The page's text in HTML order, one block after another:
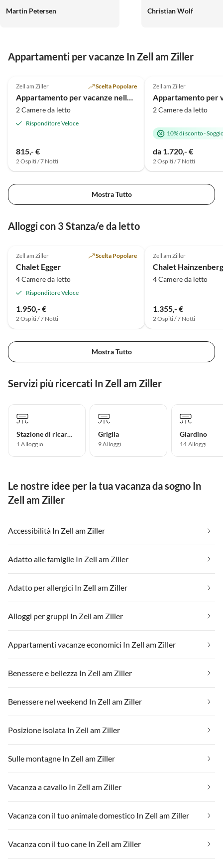
Martin Petersen Christian Wolf
Appartamenti per vacanze In Zell am Ziller
Zell am Ziller Scelta Popolare
2 Camere da letto
Risponditore Veloce
815,- €
2 Ospiti / 7 Notti
Fuga benessere
Zell am Ziller
2 Camere da letto
10% di sconto·
da 1.720,- €
2 Ospiti / 7 Notti
Mostra Tutto
Alloggi con 3 Stanza/e da letto
Zell am Ziller Scelta Popolare
Chalet Egger
4 Camere da letto
Risponditore Veloce
1.950,- €
2 Ospiti / 7 Notti
Zell am Ziller
Chalet Hainzenberg
4 Camere da letto
1.355,- €
2 Ospiti / 7 Notti
Mostra Tutto
Servizi più ricercati In Zell am Ziller
Stazione di ricarica per auto elettriche
1 Alloggio
Griglia
9 Alloggi
Giardino
14 Alloggi
Le nostre idee per la tua vacanza da sogno In
Zell am Ziller
Accessibilità In Zell am Ziller
Adatto alle famiglie In Zell am Ziller
Adatto per allergici In Zell am Ziller
Alloggi per gruppi In Zell am Ziller
Appartamenti vacanze economici In Zell am Ziller
Benessere e bellezza In Zell am Ziller
Benessere nel weekend In Zell am Ziller
Posizione isolata In Zell am Ziller
Sulle montagne In Zell am Ziller
Vacanza a cavallo In Zell am Ziller
Vacanza con il tuo animale domestico In Zell am Ziller
Vacanza con il tuo cane In Zell am Ziller